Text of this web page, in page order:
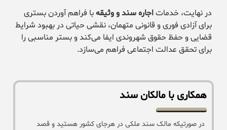
در نهایت، خدماتاجاره سند و وثیقهبا فراهم آوردن بستری
برای آزادی فوری و قانونی متهمان، نقشی حیاتی در بهبود شرایط
قضایی و حفظ حقوق شهروندی ایفا می‌کند و بستر مناسبی را
برای تحقق عدالت اجتماعی فراهم می‌سازد.
همکاری با مالکان سند
در صورتیکه مالک سند ملکی در هرجای کشور هستید و قصد